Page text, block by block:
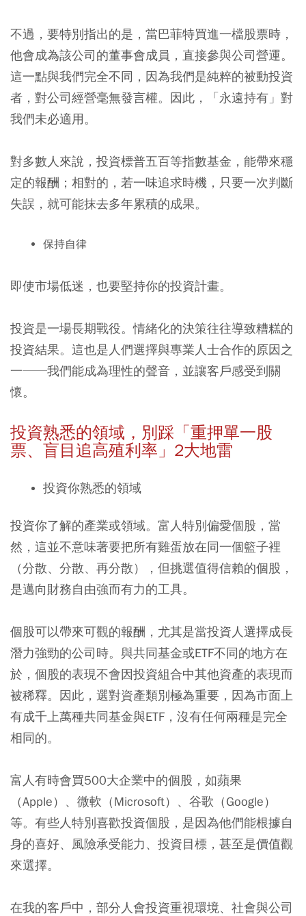
不過，要特別指出的是，當巴菲特買進一檔股票時，
他會成為該公司的董事會成員，直接參與公司營運。
這一點與我們完全不同，因為我們是純粹的被動投資
者，對公司經營毫無發言權。因此，「永遠持有」對
我們未必適用。
對多數人來說，投資標普五百等指數基金，能帶來穩
定的報酬；相對的，若一味追求時機，只要一次判斷
失誤，就可能抹去多年累積的成果。
保持自律
即使市場低迷，也要堅持你的投資計畫。
投資是一場長期戰役。情緒化的決策往往導致糟糕的
投資結果。這也是人們選擇與專業人士合作的原因之
一──我們能成為理性的聲音，並讓客戶感受到關
懷。
投資熟悉的領域，別踩「重押單一股
票、盲目追高殖利率」2大地雷
投資你熟悉的領域
投資你了解的產業或領域。富人特別偏愛個股，當
然，這並不意味著要把所有雞蛋放在同一個籃子裡
（分散、分散、再分散），但挑選值得信賴的個股，
是邁向財務自由強而有力的工具。
個股可以帶來可觀的報酬，尤其是當投資人選擇成長
潛力強勁的公司時。與共同基金或ETF不同的地方在
於，個股的表現不會因投資組合中其他資產的表現而
被稀釋。因此，選對資產類別極為重要，因為市面上
有成千上萬種共同基金與ETF，沒有任何兩種是完全
相同的。
富人有時會買500大企業中的個股，如蘋果
（Apple）、微軟（Microsoft）、谷歌（Google）
等。有些人特別喜歡投資個股，是因為他們能根據自
身的喜好、風險承受能力、投資目標，甚至是價值觀
來選擇。
在我的客戶中，部分人會投資重視環境、社會與公司